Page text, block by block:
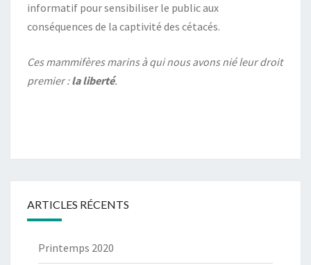
informatif pour sensibiliser le public aux
conséquences de la captivité des cétacés.
Ces mammifères marins à qui nous avons nié leur droit
premier :la liberté.
ARTICLES RÉCENTS
Printemps 2020